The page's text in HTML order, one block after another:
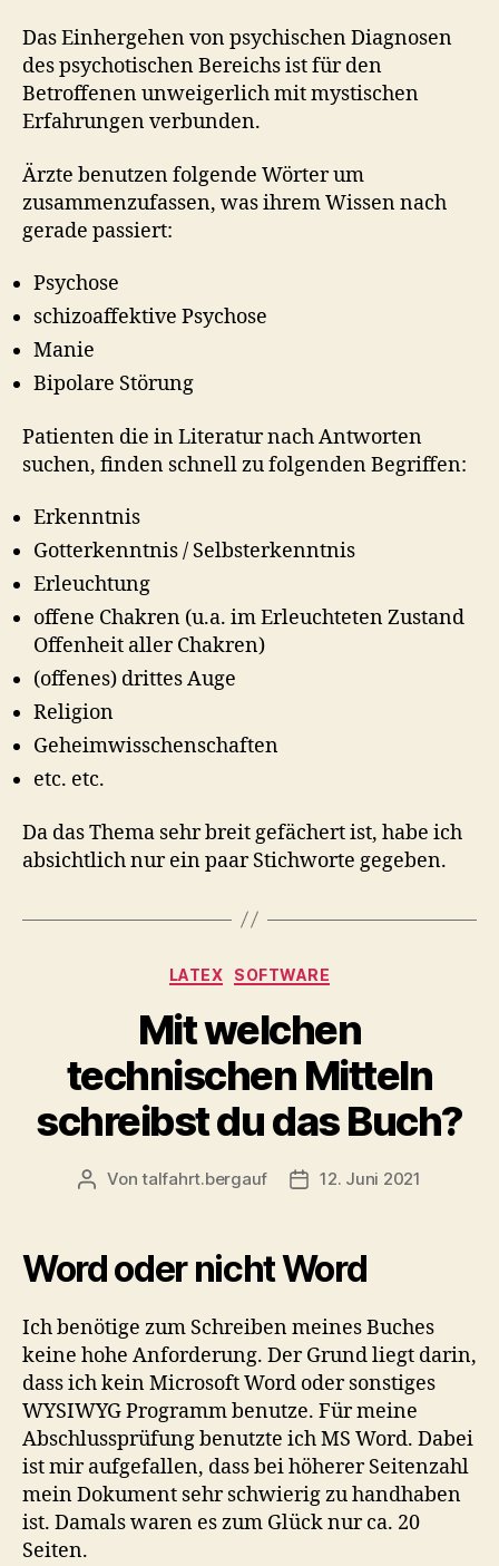
Das Einhergehen von psychischen Diagnosen
des psychotischen Bereichs ist für den
Betroffenen unweigerlich mit mystischen
Erfahrungen verbunden.
Ärzte benutzen folgende Wörter um
zusammenzufassen, was ihrem Wissen nach
gerade passiert:
Psychose
schizoaffektive Psychose
Manie
Bipolare Störung
Patienten die in Literatur nach Antworten
suchen, finden schnell zu folgenden Begriffen:
Erkenntnis
Gotterkenntnis / Selbsterkenntnis
Erleuchtung
offene Chakren (u.a. im Erleuchteten Zustand
Offenheit aller Chakren)
(offenes) drittes Auge
Religion
Geheimwisschenschaften
etc. etc.
Da das Thema sehr breit gefächert ist, habe ich
absichtlich nur ein paar Stichworte gegeben.
Kategorien
LATEX SOFTWARE
Mit welchen
technischen Mitteln
schreibst du das Buch?
Beitragsautor
Vontalfahrt.bergauf Veröffentlichungsdatum
12. Juni 2021
Word oder nicht Word
Ich benötige zum Schreiben meines Buches
keine hohe Anforderung. Der Grund liegt darin,
dass ich kein Microsoft Word oder sonstiges
WYSIWYG Programm benutze. Für meine
Abschlussprüfung benutzte ich MS Word. Dabei
ist mir aufgefallen, dass bei höherer Seitenzahl
mein Dokument sehr schwierig zu handhaben
ist. Damals waren es zum Glück nur ca. 20
Seiten.